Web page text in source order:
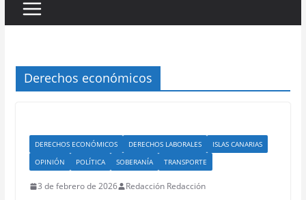
Derechos económicos
DERECHOS ECONÓMICOS DERECHOS LABORALES
ISLAS CANARIAS
OPINIÓN
POLÍTICA SOBERANÍA TRANSPORTE
3 de febrero de 2026 Redacción Redacción